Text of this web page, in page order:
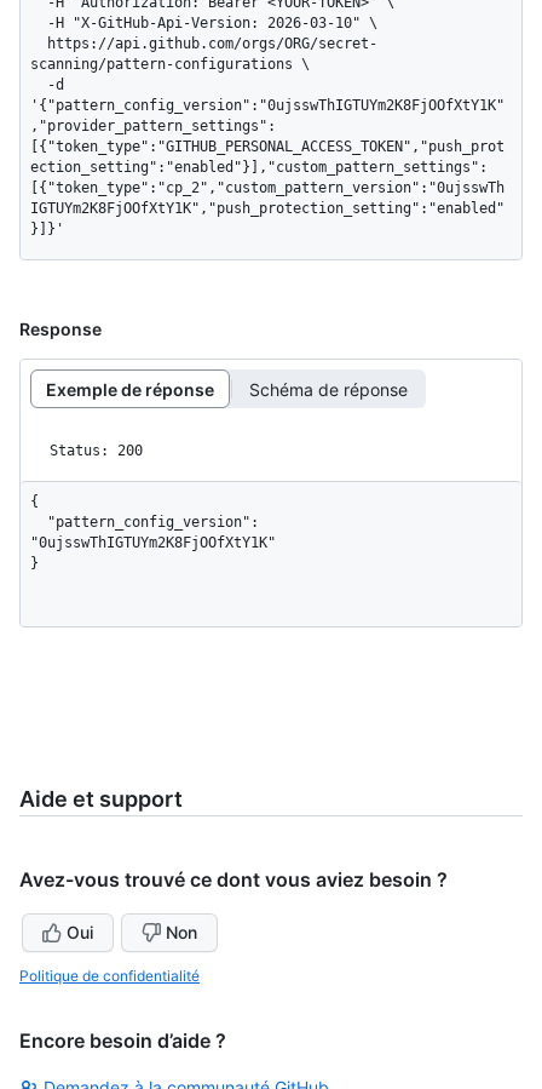
scanning/pattern-configurations \
'{"pattern_config_version":"0ujsswThIGTUYm2K8FjOOfXtY1K"
,"provider_pattern_settings":
[{"token_type":"GITHUB_PERSONAL_ACCESS_TOKEN","push_prot
ection_setting":"enabled"}],"custom_pattern_settings":
[{"token_type":"cp_2","custom_pattern_version":"0ujsswTh
IGTUYm2K8FjOOfXtY1K","push_protection_setting":"enabled"
}]}'
Response
Exemple de réponse Schéma de réponse
Status: 200
{
"0ujsswThIGTUYm2K8FjOOfXtY1K"
}
Aide et support
Avez-vous trouvé ce dont vous aviez besoin ?
Oui Non
Politique de confidentialité
Encore besoin d’aide ?